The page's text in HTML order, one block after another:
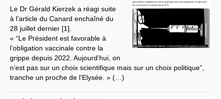
Le Dr Gérald Kierzek a réagi suite
à l’article du Canard enchaîné du
28 juillet dernier [1].
« “Le Président est favorable à
l’obligation vaccinale contre la
grippe depuis 2022. Aujourd’hui, on
n’est pas sur un choix scientifique mais sur un choix politique”,
tranche un proche de l’Elysée. » (…)